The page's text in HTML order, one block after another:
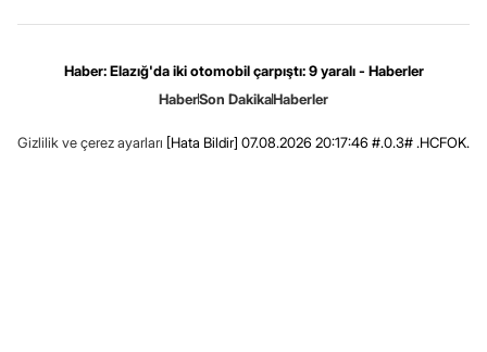
Haber: Elazığ'da iki otomobil çarpıştı: 9 yaralı - Haberler
HaberSon DakikaHaberler
Gizlilik ve çerez ayarları [Hata Bildir] 07.08.2026 20:17:46 #.0.3# .HCFOK.